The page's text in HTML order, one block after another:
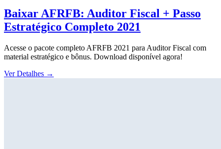
Baixar AFRFB: Auditor Fiscal + Passo
Estratégico Completo 2021
Acesse o pacote completo AFRFB 2021 para Auditor Fiscal com
material estratégico e bônus. Download disponível agora!
Ver Detalhes →